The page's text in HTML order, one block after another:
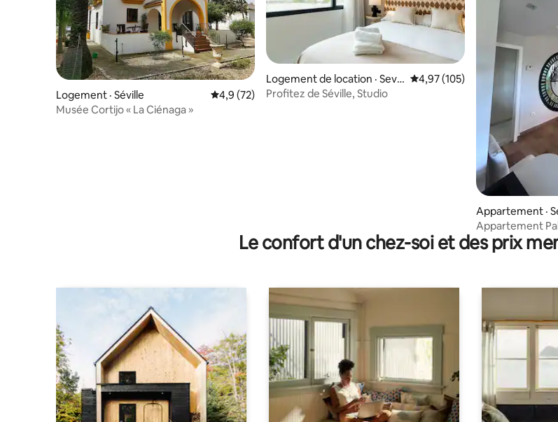
Logement · Séville Note moyenne de 4,9 sur 5, 72 commentaires
4,9 (72)
Musée Cortijo « La Ciénaga »
Logement de location · Sevill
e
Note moyenne de 4,97 sur 5,
4,97 (105)
Profitez de Séville, Studio
Appartement ·
Appartement
Le confort d'un chez-soi et des prix